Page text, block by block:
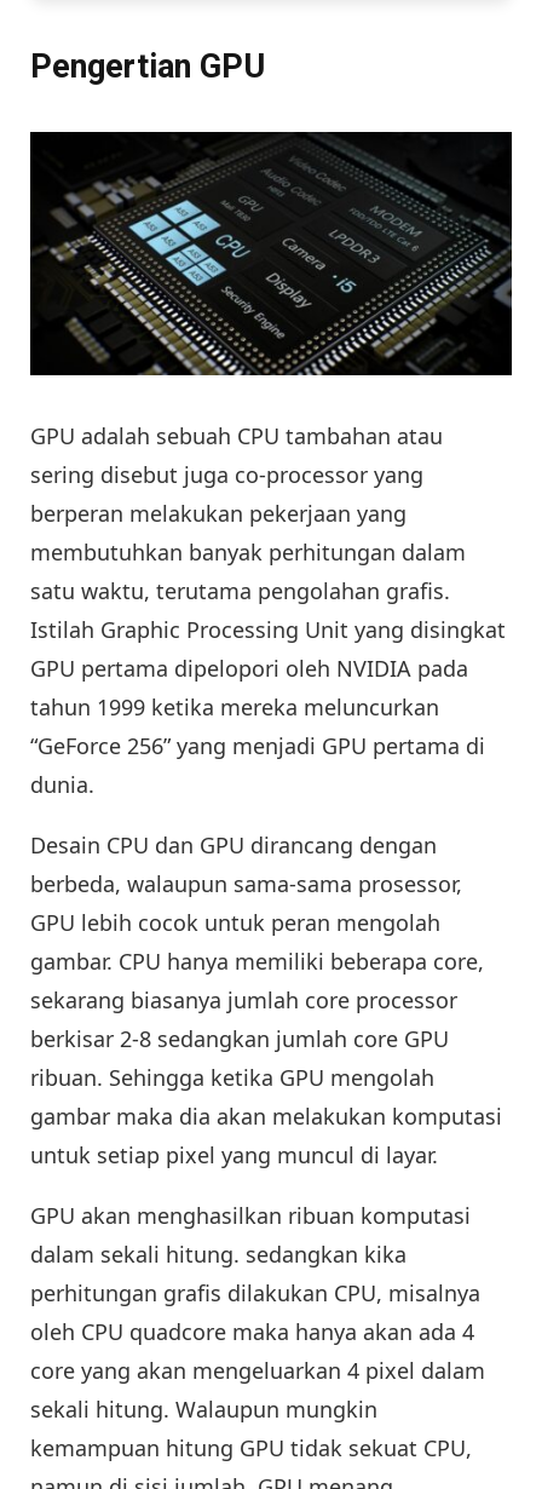
Pengertian GPU
GPU adalah sebuah CPU tambahan atau
sering disebut juga co-processor yang
berperan melakukan pekerjaan yang
membutuhkan banyak perhitungan dalam
satu waktu, terutama pengolahan grafis.
Istilah Graphic Processing Unit yang disingkat
GPU pertama dipelopori oleh NVIDIA pada
tahun 1999 ketika mereka meluncurkan
“GeForce 256” yang menjadi GPU pertama di
dunia.
Desain CPU dan GPU dirancang dengan
berbeda, walaupun sama-sama prosessor,
GPU lebih cocok untuk peran mengolah
gambar. CPU hanya memiliki beberapa core,
sekarang biasanya jumlah core processor
berkisar 2-8 sedangkan jumlah core GPU
ribuan. Sehingga ketika GPU mengolah
gambar maka dia akan melakukan komputasi
untuk setiap pixel yang muncul di layar.
GPU akan menghasilkan ribuan komputasi
dalam sekali hitung. sedangkan kika
perhitungan grafis dilakukan CPU, misalnya
oleh CPU quadcore maka hanya akan ada 4
core yang akan mengeluarkan 4 pixel dalam
sekali hitung. Walaupun mungkin
kemampuan hitung GPU tidak sekuat CPU,